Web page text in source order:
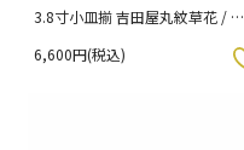
3.8寸小皿揃 吉田屋丸紋草花 / 美
6,600円(税込)